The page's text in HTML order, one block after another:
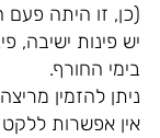
(כן, זו היתה
יש פינות ישיבה,
בימי החורף.
ניתן להזמין מריצה
אין אפשרות